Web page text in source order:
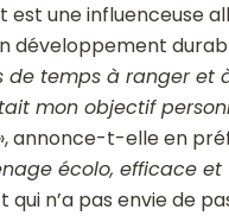
est une influenceuse
développement
de temps à ranger et
mon objectif
annonce-t-elle en
écolo, efficace et
qui n’a pas envie de